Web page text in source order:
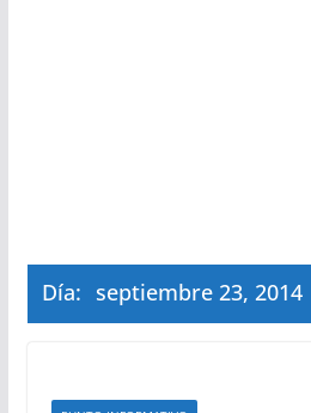
Día: septiembre 23, 2014